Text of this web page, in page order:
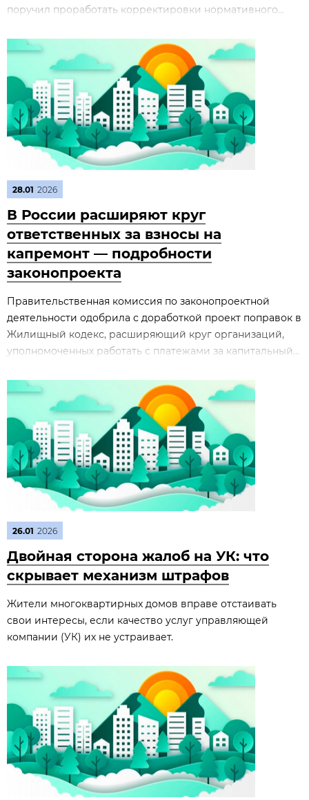
поручил проработать корректировки нормативного...
28.01 2026
В России расширяют круг
ответственных за взносы на
капремонт — подробности
законопроекта
Правительственная комиссия по законопроектной
деятельности одобрила с доработкой проект поправок в
Жилищный кодекс, расширяющий круг организаций,
уполномоченных работать с платежами за капитальный...
26.01 2026
Двойная сторона жалоб на УК: что
скрывает механизм штрафов
Жители многоквартирных домов вправе отстаивать
свои интересы, если качество услуг управляющей
компании (УК) их не устраивает.